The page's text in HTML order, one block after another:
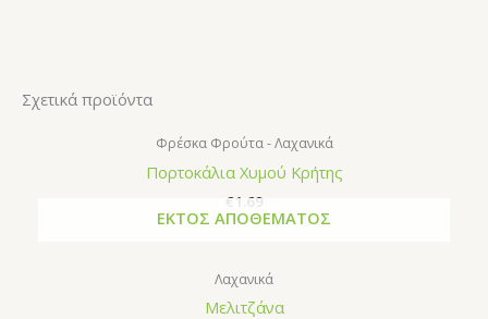
Σχετικά προϊόντα
Φρέσκα Φρούτα - Λαχανικά
Πορτοκάλια Χυμού Κρήτης
€1.69
ΕΚΤΌΣ ΑΠΟΘΈΜΑΤΟΣ
Λαχανικά
Μελιτζάνα